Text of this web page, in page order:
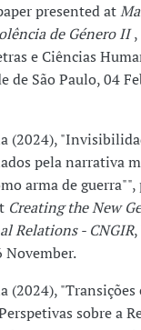
presented at
de Género II
e Ciências
de São Paulo, 04
(2024),
pela narrativa
arma de guerra"",
Creating the New
Relations - CNGIR,
November.
(2024),
sobre a